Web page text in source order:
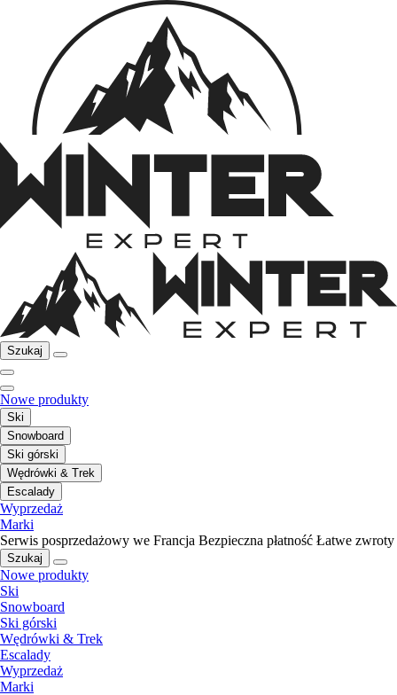
Szukaj
Nowe produkty
Ski
Snowboard
Ski górski
Wędrówki & Trek
Escalady
Wyprzedaż
Marki
Serwis posprzedażowy we Francja Bezpieczna płatność Łatwe zwroty
Szukaj
Nowe produkty
Ski
Snowboard
Ski górski
Wędrówki & Trek
Escalady
Wyprzedaż
Marki